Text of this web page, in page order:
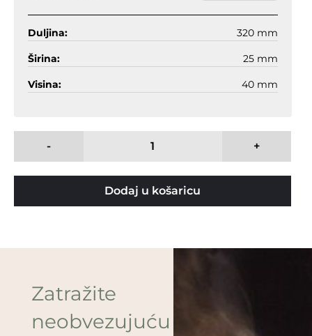
Duljina: 320 mm
Širina: 25 mm
Visina: 40 mm
- +
Dodaj u košaricu
Zatražite
neobvezujuću